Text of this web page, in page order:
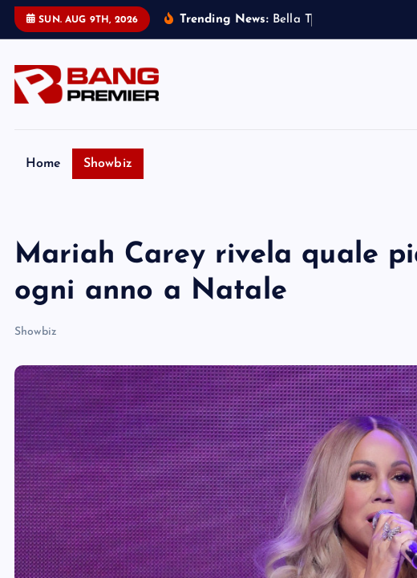
SUN. AUG 9TH, 2026 Trending News: Be a T
Home Showbiz
Mariah Carey rivela quale
ogni anno a Natale
Showbiz